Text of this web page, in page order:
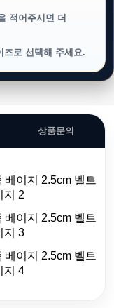
적어주시면 더
즈로 선택해 주세요.
상품문의